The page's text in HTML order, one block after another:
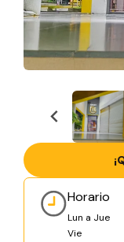
Horario
Lun a Jue
Vie